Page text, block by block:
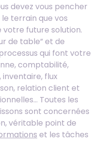
devez vous pencher
le terrain que vos
future solution.
de table” et de
qui font votre
comptabilité,
flux
relation client et
Toutes les
sont concernées
véritable point de
et les tâches